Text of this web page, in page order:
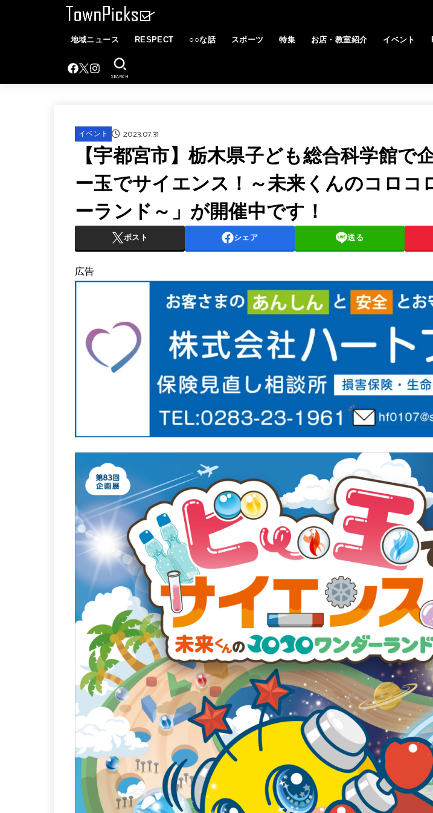
地域ニュース RESPECT ○○な話 スポーツ 特集 お店・教室紹介 イベント
SEARCH
イベント 2023.07.31
【宇都宮市】栃木県子ども総合科学館で
ー玉でサイエンス！～未来くんのコロコ
ーランド～」が開催中です！
ポスト シェア 送る
広告